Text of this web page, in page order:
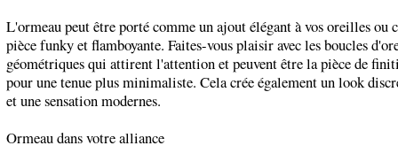
L'ormeau peut être porté comme un ajout élégant à vos oreilles ou
pièce funky et flamboyante. Faites-vous plaisir avec les boucles
géométriques qui attirent l'attention et peuvent être la pièce de
pour une tenue plus minimaliste. Cela crée également un look
et une sensation modernes.
Ormeau dans votre alliance